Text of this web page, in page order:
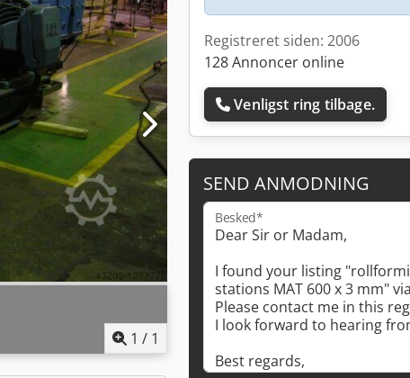
Anmod
1 / 1
Registreret siden: 2006
128 Annoncer online
Venligst ring tilbage.
SEND ANMODNING
Besked*